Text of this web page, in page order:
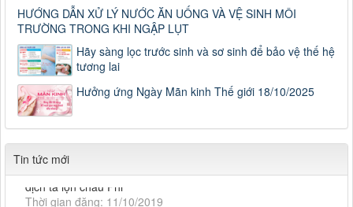
HƯỚNG DẪN XỬ LÝ NƯỚC ĂN UỐNG VÀ VỆ SINH MÔI
TRƯỜNG TRONG KHI NGẬP LỤT
Hãy sàng lọc trước sinh và sơ sinh để bảo vệ thế hệ
tương lai
Hưởng ứng Ngày Mãn kinh Thế giới 18/10/2025
Tin tức mới
Số: 187/CV-TTYT
Đẩy nhanh tiến độ thực hiện Hồ sơ bệnh án điện tử
Thời gian đăng: 11/10/2019
Cách chặn 5 bệnh hô hấp dễ mắc
Cách chặn 5 bệnh hô hấp dễ mắc
Tiếp tục tăng cường công tác lãnh, chỉ đạo phòng,
Tiếp tục tăng cường công tác lãnh, chỉ đạo phòng, chống
dịch tả lợn châu Phi
Thời gian đăng: 11/10/2019